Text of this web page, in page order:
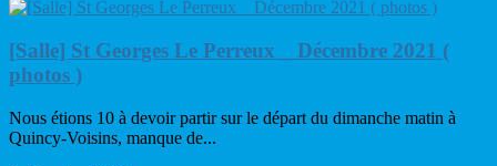
[Salle] St Georges Le Perreux _ Décembre 2021 (
photos )
Nous étions 10 à devoir partir sur le départ du dimanche matin à
Quincy-Voisins, manque de...